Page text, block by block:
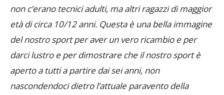
non c’erano tecnici adulti, ma altri ragazzi di maggior
età di circa 10/12 anni. Questa è una bella immagine
del nostro sport per aver un vero ricambio e per
darci lustro e per dimostrare che il nostro sport è
aperto a tutti a partire dai sei anni, non
nascondendoci dietro l’attuale paravento della